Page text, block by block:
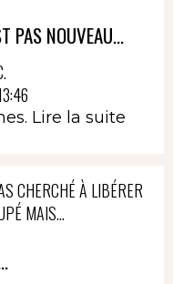
PAS NOUVEAU...
Lire la suite
CHERCHÉ À LIBÉRER
MAIS...